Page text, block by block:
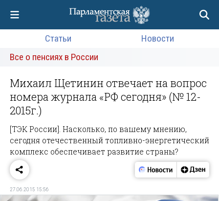
Статьи
Новости
Все о пенсиях в России
Михаил Щетинин отвечает на вопрос
номера журнала «РФ сегодня» (№ 12-
2015г.)
[ТЭК России]. Насколько, по вашему мнению,
сегодня отечественный топливно-энергетический
комплекс обеспечивает развитие страны?
27.06.2015 15:56